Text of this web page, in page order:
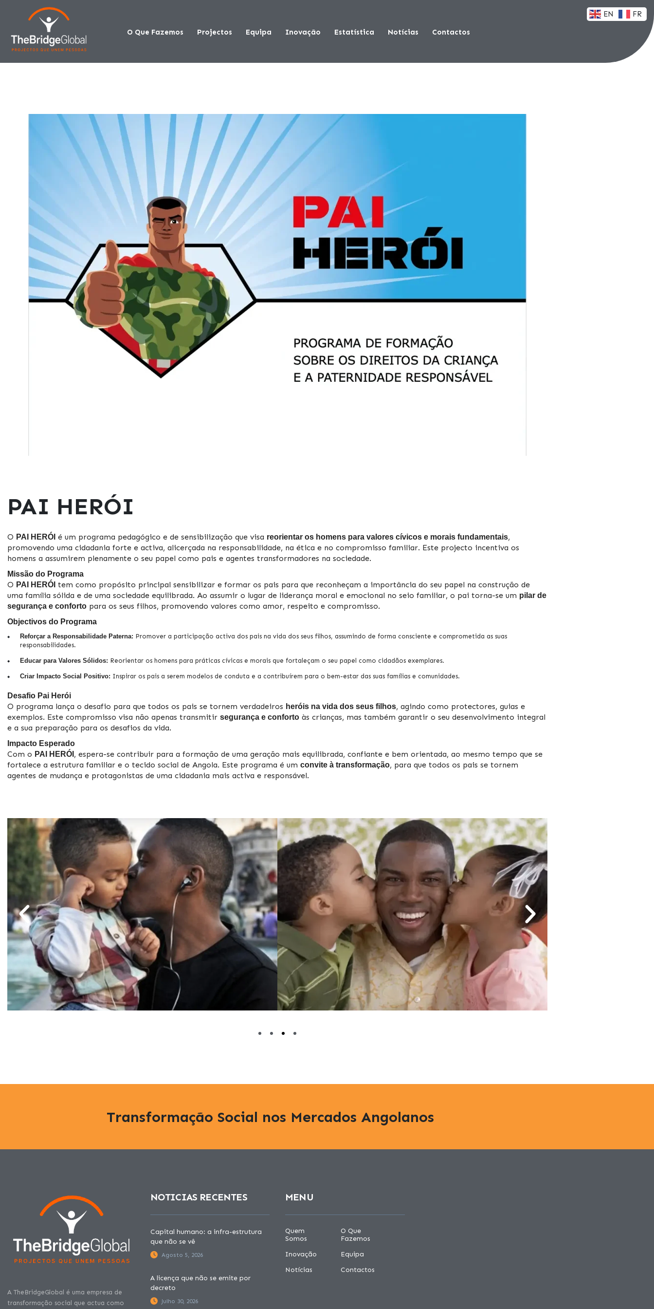
O Que Fazemos Projectos Equipa Inovação Estatística Notícias Contactos
PAI HERÓI
O PAI HERÓI é um programa pedagógico e de sensibilização que visa reorientar os homens para valores cívicos e morais fundamentais,
promovendo uma cidadania forte e activa, alicerçada na responsabilidade, na ética e no compromisso familiar. Este projecto incentiva os
homens a assumirem plenamente o seu papel como pais e agentes transformadores na sociedade.
Missão do Programa
O PAI HERÓI tem como propósito principal sensibilizar e formar os pais para que reconheçam a importância do seu papel na construção de
uma família sólida e de uma sociedade equilibrada. Ao assumir o lugar de liderança moral e emocional no seio familiar, o pai torna-se um pilar de
segurança e conforto para os seus filhos, promovendo valores como amor, respeito e compromisso.
Objectivos do Programa
Reforçar a Responsabilidade Paterna: Promover a participação activa dos pais na vida dos seus filhos, assumindo de forma consciente e comprometida as suas
responsabilidades.
Educar para Valores Sólidos: Reorientar os homens para práticas cívicas e morais que fortaleçam o seu papel como cidadãos exemplares.
Criar Impacto Social Positivo: Inspirar os pais a serem modelos de conduta e a contribuírem para o bem-estar das suas famílias e comunidades.
Desafio Pai Herói
O programa lança o desafio para que todos os pais se tornem verdadeiros heróis na vida dos seus filhos, agindo como protectores, guias e
exemplos. Este compromisso visa não apenas transmitir segurança e conforto às crianças, mas também garantir o seu desenvolvimento integral
e a sua preparação para os desafios da vida.
Impacto Esperado
Com o PAI HERÓI , espera-se contribuir para a formação de uma geração mais equilibrada, confiante e bem orientada, ao mesmo tempo que se
fortalece a estrutura familiar e o tecido social de Angola. Este programa é um convite à transformação, para que todos os pais se tornem
agentes de mudança e protagonistas de uma cidadania mais activa e responsável.
Transformação Social nos Mercados Angolanos
A TheBridgeGlobal é uma empresa de
transformação social que actua como
NOTICIAS RECENTES
Capital humano: a infra-estrutura
que não se vê
Agosto 5, 2026
A licença que não se emite por
decreto
Julho 30, 2026
MENU
Quem
Somos
O Que
Fazemos
Inovação
Equipa
Notícias
Contactos
EN FR